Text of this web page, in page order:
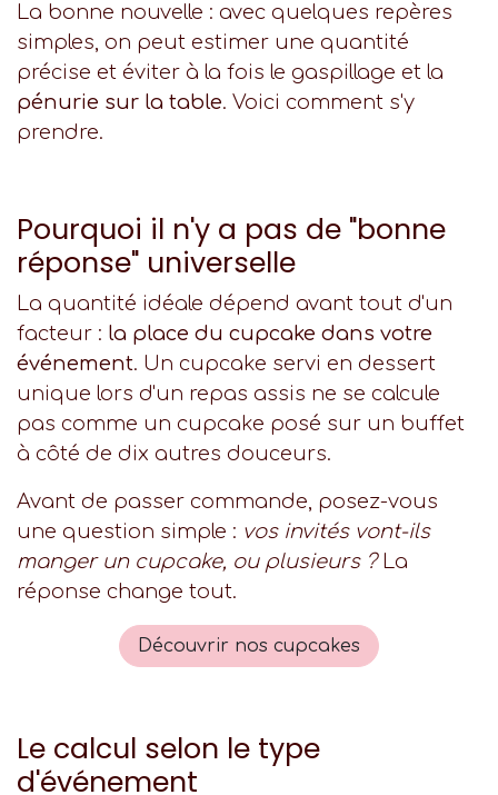
La bonne nouvelle : avec quelques repères
simples, on peut estimer une quantité
précise et éviter à la fois le gaspillage et la
pénurie sur la table. Voici comment s'y
prendre.
Pourquoi il n'y a pas de "bonne
réponse" universelle
La quantité idéale dépend avant tout d'un
facteur : la place du cupcake dans votre
événement. Un cupcake servi en dessert
unique lors d'un repas assis ne se calcule
pas comme un cupcake posé sur un buffet
à côté de dix autres douceurs.
Avant de passer commande, posez-vous
une question simple : vos invités vont-ils
manger un cupcake, ou plusieurs ?La
réponse change tout.
Découvrir nos cupcakes
Le calcul selon le type
d'événement